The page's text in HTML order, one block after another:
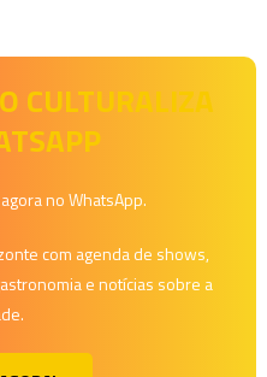
CULTURALIZA
no WhatsApp.
com agenda de shows,
e notícias sobre a